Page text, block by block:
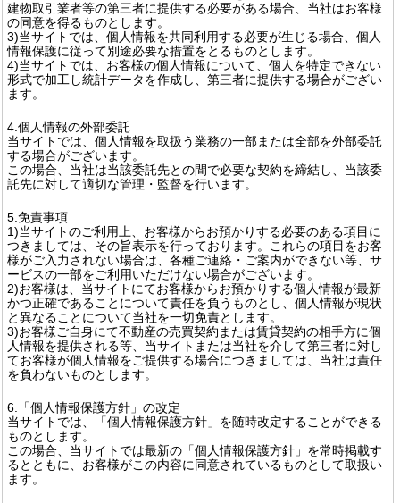
建物取引業者等の第三者に提供する必要がある場合、当社はお客様
の同意を得るものとします。
3)当サイトでは、個人情報を共同利用する必要が生じる場合、個人
情報保護に従って別途必要な措置をとるものとします。
4)当サイトでは、お客様の個人情報について、個人を特定できない
形式で加工し統計データを作成し、第三者に提供する場合がござい
ます。
4.個人情報の外部委託
当サイトでは、個人情報を取扱う業務の一部または全部を外部委託
する場合がございます。
この場合、当社は当該委託先との間で必要な契約を締結し、当該委
託先に対して適切な管理・監督を行います。
5.免責事項
1)当サイトのご利用上、お客様からお預かりする必要のある項目に
つきましては、その旨表示を行っております。これらの項目をお客
様がご入力されない場合は、各種ご連絡・ご案内ができない等、サ
ービスの一部をご利用いただけない場合がございます。
2)お客様は、当サイトにてお客様からお預かりする個人情報が最新
かつ正確であることについて責任を負うものとし、個人情報が現状
と異なることについて当社を一切免責とします。
3)お客様ご自身にて不動産の売買契約または賃貸契約の相手方に個
人情報を提供される等、当サイトまたは当社を介して第三者に対し
てお客様が個人情報をご提供する場合につきましては、当社は責任
を負わないものとします。
6.「個人情報保護方針」の改定
当サイトでは、「個人情報保護方針」を随時改定することができる
ものとします。
この場合、当サイトでは最新の「個人情報保護方針」を常時掲載す
るとともに、お客様がこの内容に同意されているものとして取扱い
ます。